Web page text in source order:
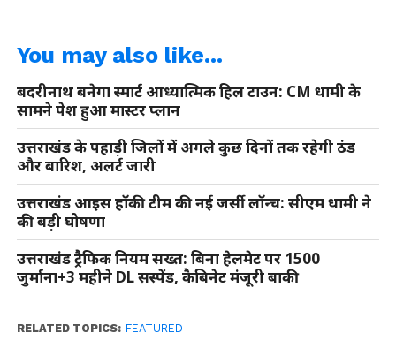
You may also like...
बदरीनाथ बनेगा स्मार्ट आध्यात्मिक हिल टाउन: CM धामी के
सामने पेश हुआ मास्टर प्लान
उत्तराखंड के पहाड़ी जिलों में अगले कुछ दिनों तक रहेगी ठंड
और बारिश, अलर्ट जारी
उत्तराखंड आइस हॉकी टीम की नई जर्सी लॉन्च: सीएम धामी ने
की बड़ी घोषणा
उत्तराखंड ट्रैफिक नियम सख्त: बिना हेलमेट पर 1500
जुर्माना+3 महीने DL सस्पेंड, कैबिनेट मंजूरी बाकी
RELATED TOPICS: FEATURED